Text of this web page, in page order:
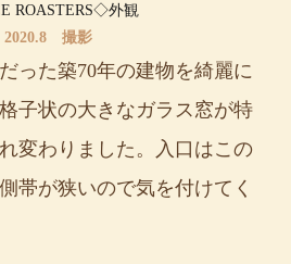
2020.8 撮影
った築70年の建物を綺麗に
子状の大きなガラス窓が特
変わりました。入口はこの
帯が狭いので気を付けてく